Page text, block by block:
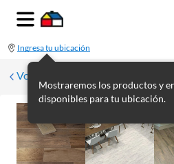
Ingresa tu ubicación
Mostraremos los productos y
disponibles para tu ubicación.
Volver